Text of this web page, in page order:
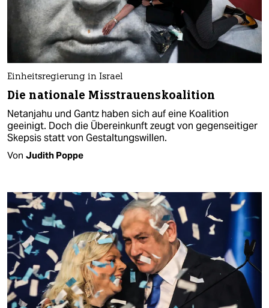
Einheitsregierung in Israel
Die nationale Misstrauenskoalition
Netanjahu und Gantz haben sich auf eine Koalition
geeinigt. Doch die Übereinkunft zeugt von gegenseitiger
Skepsis statt von Gestaltungswillen.
Von Judith Poppe